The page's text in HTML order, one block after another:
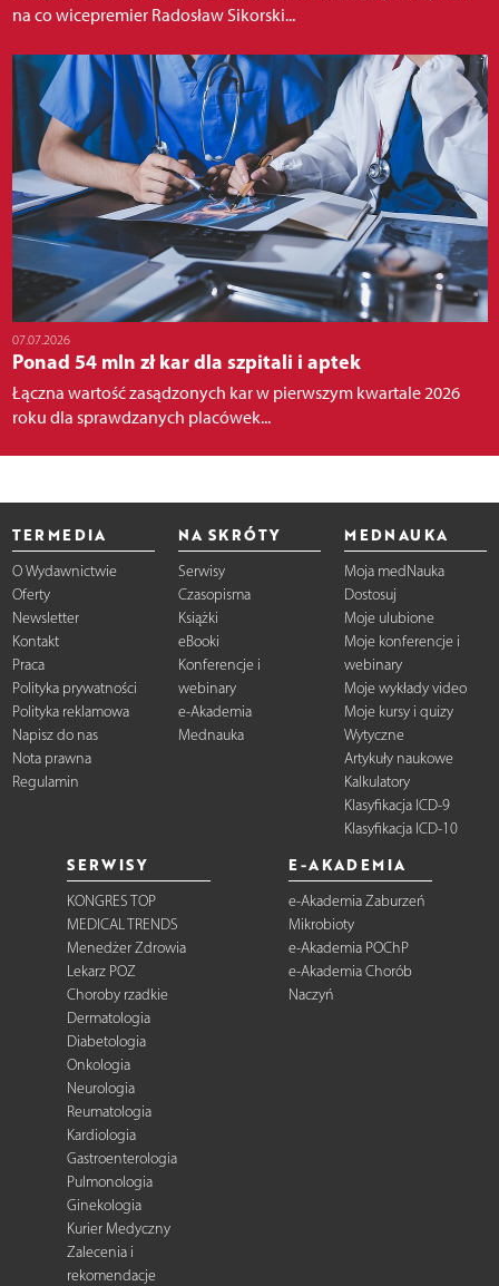
na co wicepremier Radosław Sikorski...
07.07.2026
Ponad 54 mln zł kar dla szpitali i aptek
Łączna wartość zasądzonych kar w pierwszym kwartale 2026
roku dla sprawdzanych placówek...
TERMEDIA
O Wydawnictwie
Oferty
Newsletter
Kontakt
Praca
Polityka prywatności
Polityka reklamowa
Napisz do nas
Nota prawna
Regulamin
NA SKRÓTY
Serwisy
Czasopisma
Książki
eBooki
Konferencje i
webinary
e-Akademia
Mednauka
MEDNAUKA
Moja medNauka
Dostosuj
Moje ulubione
Moje konferencje i
webinary
Moje wykłady video
Moje kursy i quizy
Wytyczne
Artykuły naukowe
Kalkulatory
Klasyfikacja ICD-9
Klasyfikacja ICD-10
SERWISY
KONGRES TOP
MEDICAL TRENDS
Menedżer Zdrowia
Lekarz POZ
Choroby rzadkie
Dermatologia
Diabetologia
Onkologia
Neurologia
Reumatologia
Kardiologia
Gastroenterologia
Pulmonologia
Ginekologia
Kurier Medyczny
Zalecenia i
rekomendacje
E-AKADEMIA
e-Akademia Zaburzeń
Mikrobioty
e-Akademia POChP
e-Akademia Chorób
Naczyń